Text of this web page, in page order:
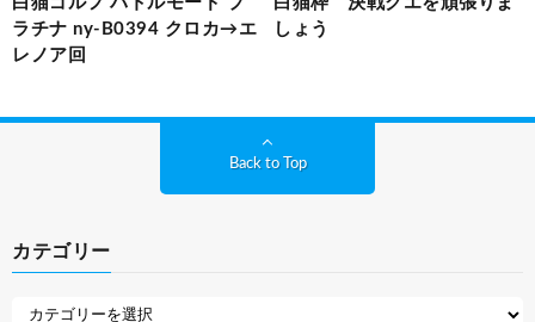
ラチナ ny-B0394 クロカ→エ
レノア回
しょう
Back to Top
カテゴリー